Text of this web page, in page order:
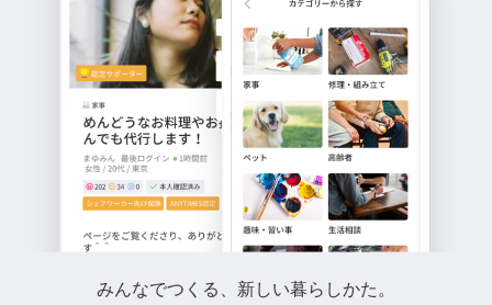
みんなでつくる、新しい暮らしかた。